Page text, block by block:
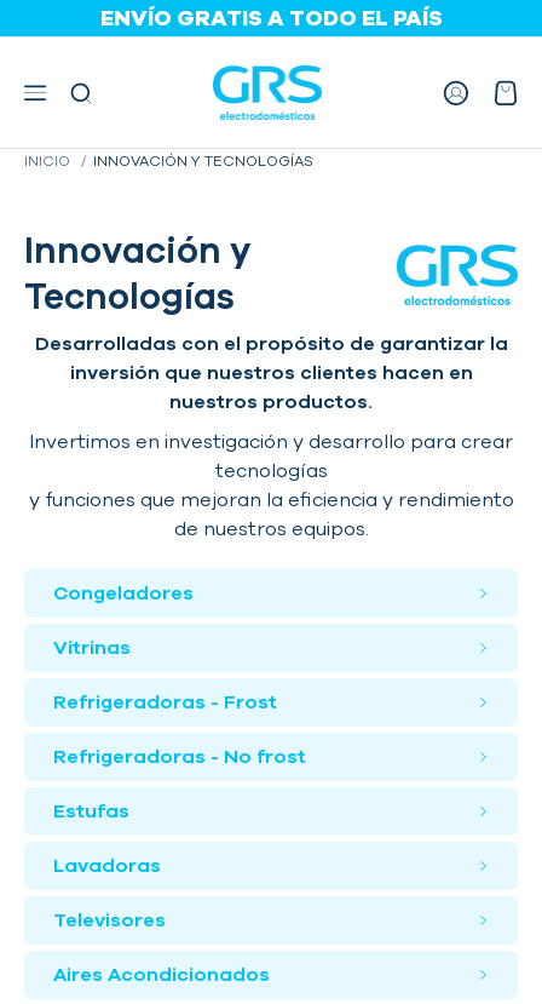
ENVÍO GRATIS A TODO EL PAÍS
HASTA 36 CUOTAS
INICIO INNOVACIÓN Y TECNOLOGÍAS
Innovación y
Tecnologías
Desarrolladas con el propósito de garantizar la
inversión que nuestros clientes hacen en
nuestros productos.
Invertimos en investigación y desarrollo para crear
tecnologías
y funciones que mejoran la eficiencia y rendimiento
de nuestros equipos.
Congeladores
Vitrinas
Refrigeradoras - Frost
Refrigeradoras - No frost
Estufas
Lavadoras
Televisores
Aires Acondicionados